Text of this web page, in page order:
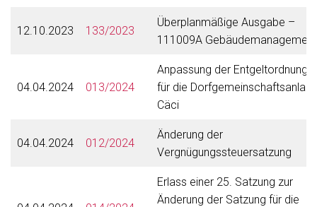
12.10.2023 133/2023
Überplanmäßige Ausgabe –
111009A Gebäudemanagement
04.04.2024 013/2024
Anpassung der Entgeltordnung
für die
Cäci
04.04.2024 012/2024
Änderung der
Vergnügungssteuersatzung
Erlass einer 25. Satzung zur
Änderung der Satzung für die